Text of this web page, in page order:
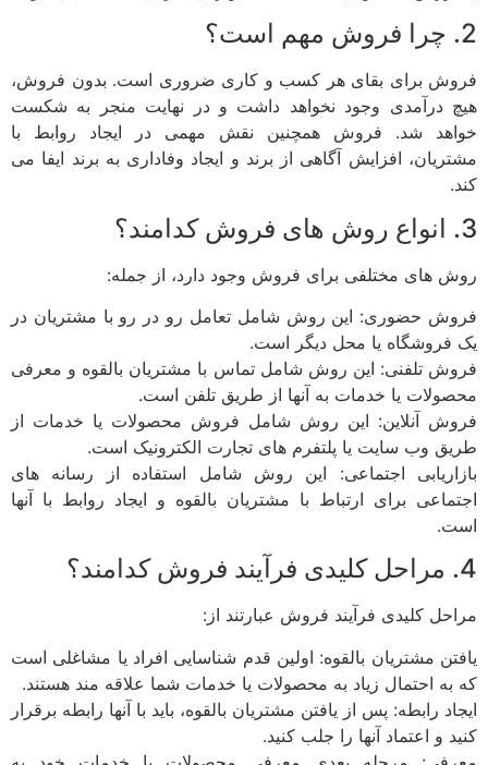
2. چرا فروش مهم است؟
فروش برای بقای هر کسب و کاری ضروری است. بدون فروش،
هیچ درآمدی وجود نخواهد داشت و در نهایت منجر به شکست
خواهد شد. فروش همچنین نقش مهمی در ایجاد روابط با
مشتریان، افزایش آگاهی از برند و ایجاد وفاداری به برند ایفا می
کند.
3. انواع روش های فروش کدامند؟
روش های مختلفی برای فروش وجود دارد، از جمله:
فروش حضوری: این روش شامل تعامل رو در رو با مشتریان در
یک فروشگاه یا محل دیگر است.
فروش تلفنی: این روش شامل تماس با مشتریان بالقوه و معرفی
محصولات یا خدمات به آنها از طریق تلفن است.
فروش آنلاین: این روش شامل فروش محصولات یا خدمات از
طریق وب سایت یا پلتفرم های تجارت الکترونیک است.
بازاریابی اجتماعی: این روش شامل استفاده از رسانه های
اجتماعی برای ارتباط با مشتریان بالقوه و ایجاد روابط با آنها
است.
4. مراحل کلیدی فرآیند فروش کدامند؟
مراحل کلیدی فرآیند فروش عبارتند از:
یافتن مشتریان بالقوه: اولین قدم شناسایی افراد یا مشاغلی است
که به احتمال زیاد به محصولات یا خدمات شما علاقه مند هستند.
ایجاد رابطه: پس از یافتن مشتریان بالقوه، باید با آنها رابطه برقرار
کنید و اعتماد آنها را جلب کنید.